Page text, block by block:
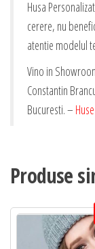
Husa
cerere, nu
atentie modelul
Vino in
Constantin
Bucuresti. –
Produse